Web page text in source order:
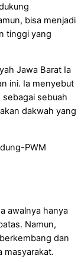
bisa menjadi
tinggi yang
Jawa Barat Ia
ini. Ia menyebut
sebagai sebuah
dakwah yang
awalnya hanya
Namun,
dan
masyarakat.